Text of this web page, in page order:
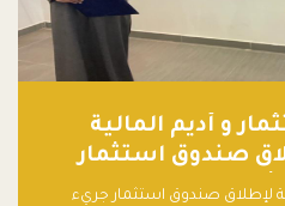
و أديم المالية
صندوق استثمار
لإطلاق صندوق استثمار جريء